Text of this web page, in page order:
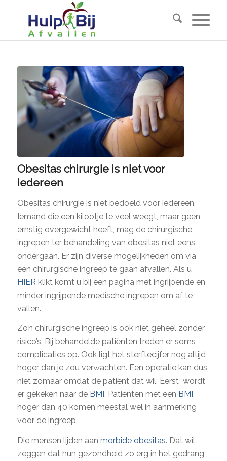
Obesitas chirurgie is niet voor
iedereen
Obesitas chirurgie is niet bedoeld voor iedereen.
Iemand die een kilootje te veel weegt, maar geen
ernstig overgewicht heeft, mag de chirurgische
ingrepen ter behandeling van obesitas niet eens
ondergaan. Er zijn diverse mogelijkheden om via
een chirurgische ingreep te gaan afvallen. Als u
HIER klikt komt u bij een pagina met ingrijpende en
minder ingrijpende medische ingrepen om af te
vallen.
Zo’n chirurgische ingreep is ook niet geheel zonder
risico’s. Bij behandelde patiënten treden er soms
complicaties op. Ook ligt het sterftecijfer nog altijd
hoger dan je zou verwachten. Een operatie kan dus
niet zomaar omdat de patiënt dat wil. Eerst wordt
er gekeken naar de BMI . Patiënten met een BMI
hoger dan 40 komen meestal wel in aanmerking
voor de ingreep.
Die mensen lijden aan morbide obesitas. Dat wil
zeggen dat hun gezondheid zo erg in het gedrang